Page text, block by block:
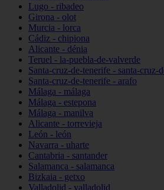
Lugo - ribadeo
Girona - olot
Murcia - lorca
Cádiz - chipiona
Alicante - dénia
Teruel - la-puebla-de-valverde
Santa-cruz-de-tenerife - santa-cruz-
Santa-cruz-de-tenerife - arafo
Málaga - málaga
Málaga - estepona
Málaga - manilva
Alicante - torrevieja
León - león
Navarra - uharte
Cantabria - santander
Salamanca - salamanca
Bizkaia - getxo
Valladolid - valladolid